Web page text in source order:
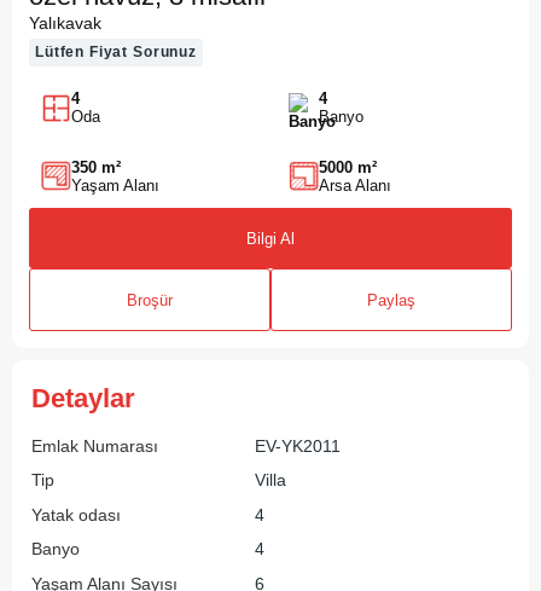
Yalıkavak
Lütfen Fiyat Sorunuz
4
Oda
4
Banyo
350 m²
Yaşam Alanı
5000 m²
Arsa Alanı
Bilgi Al
Broşür Paylaş
Detaylar
Emlak Numarası
EV-YK2011
Tip
Villa
Yatak odası
4
Banyo
4
Yaşam Alanı Sayısı
6